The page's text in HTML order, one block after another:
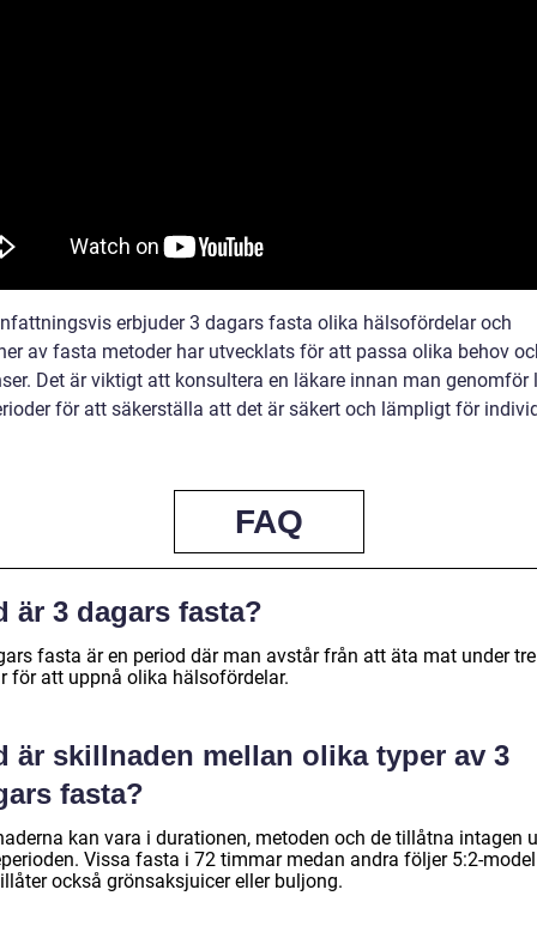
erbjuder 3 dagars fasta olika hälsofördelar och
av fasta metoder har utvecklats för att passa olika behov
Det är viktigt att konsultera en läkare innan man genomför
för att säkerställa att det är säkert och lämpligt för
FAQ
är 3 dagars fasta?
fasta är en period där man avstår från att äta mat under tre
för att uppnå olika hälsofördelar.
är skillnaden mellan olika typer av 3
fasta?
kan vara i durationen, metoden och de tillåtna intagen
Vissa fasta i 72 timmar medan andra följer 5:2-
också grönsaksjuicer eller buljong.